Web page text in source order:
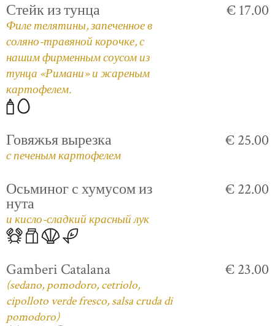
Стейк из тунца
Филе телятины, запеченное в
соляно-травяной корочке, с
нашим фирменным соусом из
тунца «Римани» и жареным
картофелем.
€ 17.00
Говяжья вырезка
с печеным картофелем
€ 25.00
Осьминог с хумусом из
нута
и кисло-сладкий красный лук
€ 22.00
Gamberi Catalana
(sedano, pomodoro, cetriolo,
cipolloto verde fresco, salsa cruda di
pomodoro)
€ 23.00